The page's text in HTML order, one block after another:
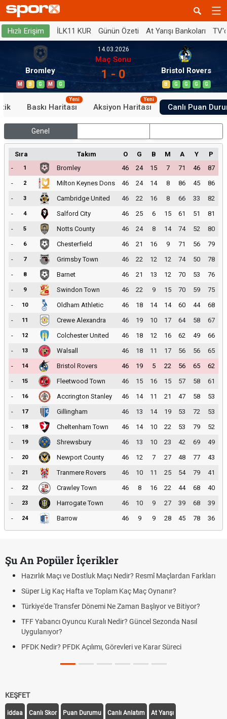
Hızlı Erişim İLK11 KUR Günün Özeti At Yarışı Bankoları
Bromley
M B G M G
14.03.2026
Maç Sonu
1 - 0 Bristol Rovers
B G G G G
Baskı Haritası
Yeni
Aksiyon Haritası
Yeni
Canlı Puan
Genel
Sıra Takım O G B M A Y
P
-
1 Bromley 46 24 15 7 71 46
87
-
2 Milton Keynes Dons 46 24 14 8 86 45
86
-
3 Cambridge United 46 22 16 8 66 33
82
-
4 Salford City 46 25 6 15 61 51
81
-
5 Notts County 46 24 8 14 74 52
80
-
6 Chesterfield 46 21 16 9 71 56
79
-
7 Grimsby Town 46 22 12 12 74 50
78
-
8 Barnet 46 21 13 12 70 53
76
-
9 Swindon Town 46 22 9 15 70 59
75
-
10 Oldham Athletic 46 18 14 14 60 44
68
-
11 Crewe Alexandra 46 19 10 17 64 58
67
-
12 Colchester United 46 18 12 16 62 49
66
-
13 Walsall 46 18 11 17 56 56
65
-
14 Bristol Rovers 46 19 5 22 56 65
62
-
15 Fleetwood Town 46 15 16 15 57 58
61
-
16 Accrington Stanley 46 14 11 21 47 58
53
-
17 Gillingham 46 13 14 19 53 72
53
-
18 Cheltenham Town 46 14 10 22 53 79
52
-
19 Shrewsbury 46 13 10 23 42 69
49
-
20 Newport County 46 12 7 27 48 77
43
-
21 Tranmere Rovers 46 10 11 25 54 79
41
-
22 Crawley Town 46 8 16 22 44 68
40
-
23 Harrogate Town 46 10 9 27 39 68
39
-
24 Barrow 46 9 9 28 45 78 36
Şu An Popüler İçerikler
Hazırlık Maçı ve Dostluk Maçı Nedir? Resmî Maçlardan Farkları
Süper Lig Kaç Hafta ve Toplam Kaç Maç Oynanır?
Türkiye'de Transfer Dönemi Ne Zaman Başlıyor ve Bitiyor?
TFF Yabancı Oyuncu Kuralı Nedir? Güncel Sezonda Nasıl
Uygulanıyor?
PFDK Nedir? PFDK Açılımı, Görevleri ve Karar Süreci
KEŞFET
iddaa Canlı Skor Puan Durumu Canlı Anlatım At Yarışı